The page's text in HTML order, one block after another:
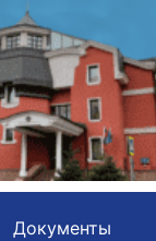
Документы